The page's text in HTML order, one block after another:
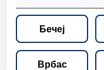
Бечеј
Врбас